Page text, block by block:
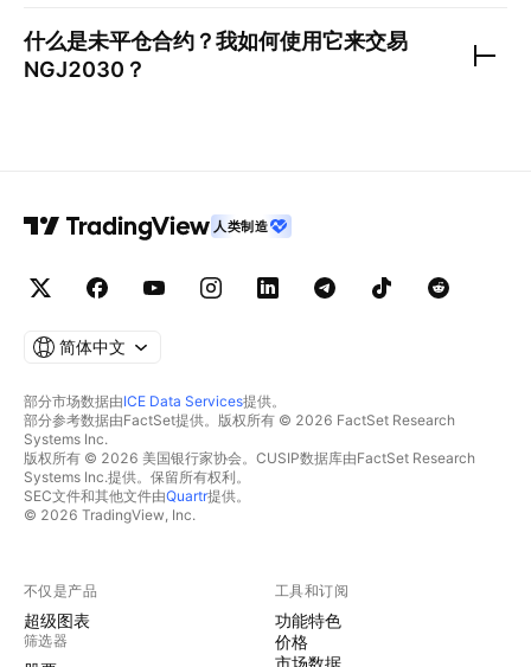
什么是未平仓合约？我如何使用它来交易
NGJ2030 ？
人类制造
简体中文
部分市场数据由ICE Data Services提供。
部分参考数据由FactSet提供。版权所有 © 2026 FactSet Research
Systems Inc.
版权所有 © 2026 美国银行家协会。CUSIP数据库由FactSet Research
Systems Inc.提供。保留所有权利。
SEC文件和其他文件由Quartr提供。
© 2026 TradingView, Inc.
不仅是产品
超级图表
筛选器
工具和订阅
功能特色
价格
市场数据